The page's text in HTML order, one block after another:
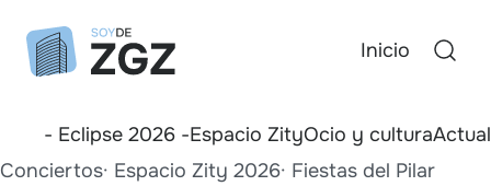
Inicio
- Eclipse 2026 -Espacio ZityOcio y cultura
Conciertos Espacio Zity 2026 Fiestas del Pilar